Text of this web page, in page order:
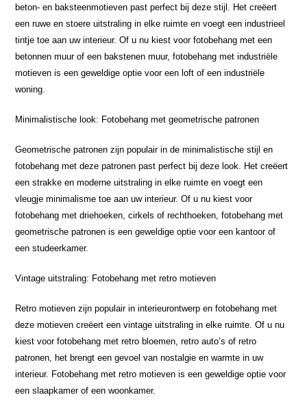
beton- en baksteenmotieven past perfect bij deze stijl. Het creëert
een ruwe en stoere uitstraling in elke ruimte en voegt een industrieel
tintje toe aan uw interieur. Of u nu kiest voor fotobehang met een
betonnen muur of een bakstenen muur, fotobehang met industriële
motieven is een geweldige optie voor een loft of een industriële
woning.
Minimalistische look: Fotobehang met geometrische patronen
Geometrische patronen zijn populair in de minimalistische stijl en
fotobehang met deze patronen past perfect bij deze look. Het creëert
een strakke en moderne uitstraling in elke ruimte en voegt een
vleugje minimalisme toe aan uw interieur. Of u nu kiest voor
fotobehang met driehoeken, cirkels of rechthoeken, fotobehang met
geometrische patronen is een geweldige optie voor een kantoor of
een studeerkamer.
Vintage uitstraling: Fotobehang met retro motieven
Retro motieven zijn populair in interieurontwerp en fotobehang met
deze motieven creëert een vintage uitstraling in elke ruimte. Of u nu
kiest voor fotobehang met retro bloemen, retro auto’s of retro
patronen, het brengt een gevoel van nostalgie en warmte in uw
interieur. Fotobehang met retro motieven is een geweldige optie voor
een slaapkamer of een woonkamer.